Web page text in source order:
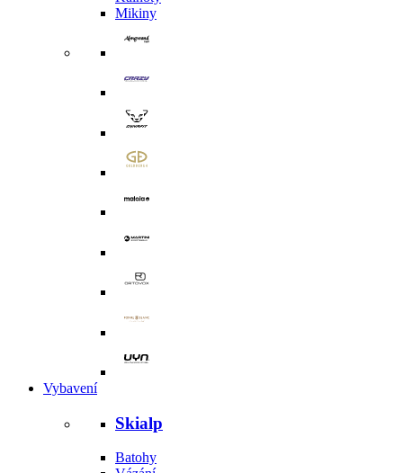
Mikiny
Vybavení
Skialp
Batohy